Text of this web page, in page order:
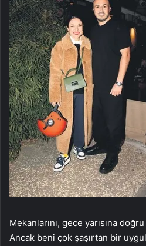
Mekanlarını, gece yarısına
Ancak beni çok şaşırtan bir